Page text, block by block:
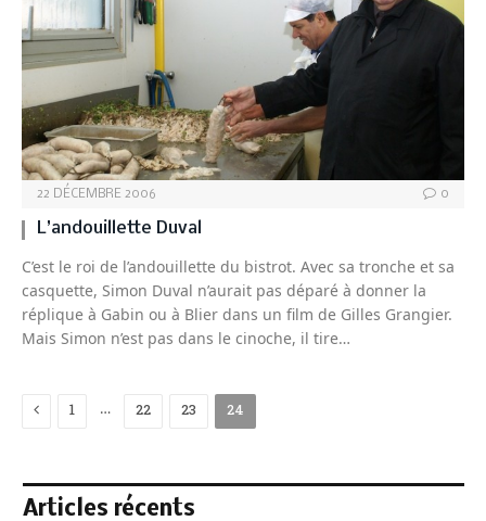
22 DÉCEMBRE 2006 0
L’andouillette Duval
C’est le roi de l’andouillette du bistrot. Avec sa tronche et sa
casquette, Simon Duval n’aurait pas déparé à donner la
réplique à Gabin ou à Blier dans un film de Gilles Grangier.
Mais Simon n’est pas dans le cinoche, il tire…
Previous
1 … 22 23 24
Articles récents